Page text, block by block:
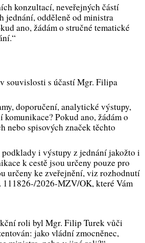
konzultací, neveřejných částí
jednání, odděleně od ministra
ano, žádám o stručné tematické
souvislosti s účastí Mgr. Filipa
doporučení, analytické výstupy,
Pokud ano, žádám o
nebo spisových značek těchto
i výstupy z jednání jakožto i
k cestě jsou určeny pouze pro
určeny ke zveřejnění, viz rozhodnutí
2026-MZV/OK, které Vám
roli byl Mgr. Filip Turek vůči
jako vládní zmocněnec,